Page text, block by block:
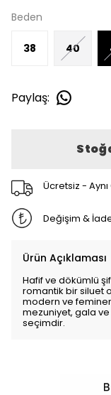
Beden
38 40
Paylaş:
Ücretsiz -
Değişim &
Ürün Açıklaması
Hafif ve dökümlü
romantik bir siluet
modern ve
mezuniyet, gala
seçimdir.